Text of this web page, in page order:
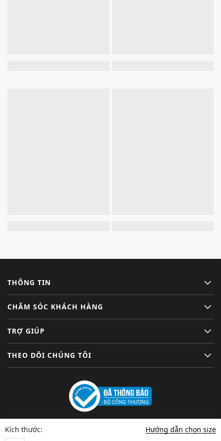
Kích thước: Hướng dẫn chọn size
THÔNG TIN
CHĂM SÓC KHÁCH HÀNG
TRỢ GIÚP
THEO DÕI CHÚNG TÔI